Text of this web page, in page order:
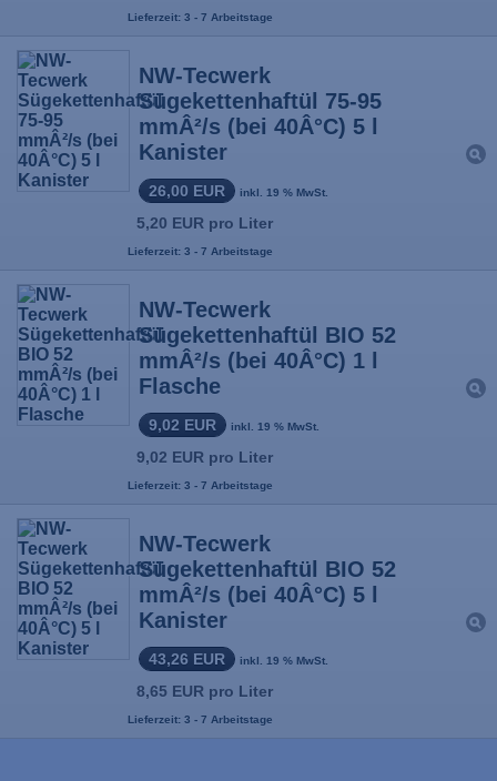
Lieferzeit: 3 - 7 Arbeitstage
NW-Tecwerk
Sügekettenhaftül 75-95
mmÂ²/s (bei 40Â°C) 5 l
Kanister
26,00 EUR inkl. 19 % MwSt.
5,20 EUR pro Liter
Lieferzeit: 3 - 7 Arbeitstage
NW-Tecwerk
Sügekettenhaftül BIO 52
mmÂ²/s (bei 40Â°C) 1 l
Flasche
9,02 EUR inkl. 19 % MwSt.
9,02 EUR pro Liter
Lieferzeit: 3 - 7 Arbeitstage
NW-Tecwerk
Sügekettenhaftül BIO 52
mmÂ²/s (bei 40Â°C) 5 l
Kanister
43,26 EUR inkl. 19 % MwSt.
8,65 EUR pro Liter
Lieferzeit: 3 - 7 Arbeitstage